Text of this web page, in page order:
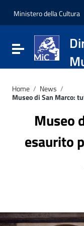
Vai al menu di
Vai al footer
Ministero della Cultura
Attiva / disattiva
Home / News /
Museo di San Marco:
Museo
esaurito